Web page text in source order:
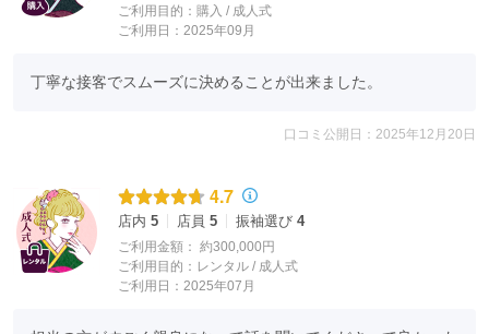
ご利用目的： 購入 / 成人式
ご利用日：2025年09月
丁寧な接客でスムーズに決めることが出来ました。
口コミ公開日：2025年12月20日
4.7
店内 5 店員 5 振袖選び 4
ご利用金額： 約300,000円
ご利用目的： レンタル / 成人式
ご利用日：2025年07月